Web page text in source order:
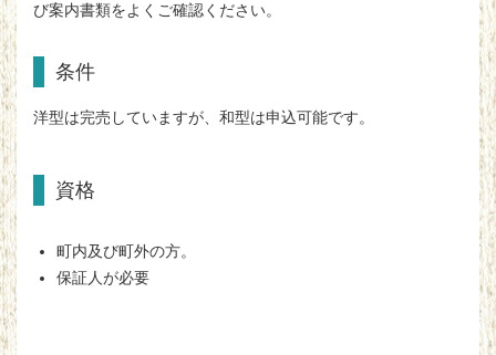
び案内書類をよくご確認ください。
条件
洋型は完売していますが、和型は申込可能です。
資格
町内及び町外の方。
保証人が必要